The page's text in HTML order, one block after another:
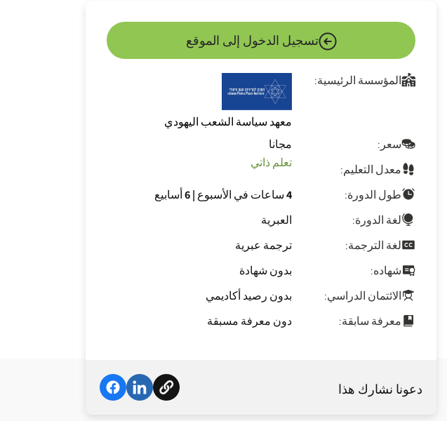
تسجيل الدخول إلى الموقع
المؤسسة الرئيسية:
معهد سياسة الشعب اليهودي
سعر:
مجانا
معدل التعليم:
تعلم ذاتي
طول الدورة: 4 ساعات في الأسبوع |
لغة الدورة:
العبرية
لغة الترجمة:
ترجمة عبرية
شهاده:
بدون شهادة
الائتمان الدراسي:
بدون رصيد أكاديمي
معرفة سابقة:
دون معرفة مسبقة
دعونا نشارك هذا